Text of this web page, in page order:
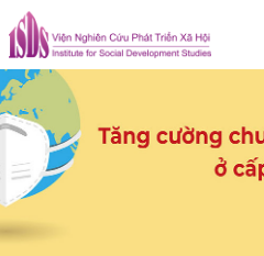
Skip
to
content